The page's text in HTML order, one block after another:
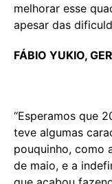
melhorar esse
apesar das
FÁBIO YUKIO,
“Esperamos que
teve algumas
pouquinho, como
de maio, e a